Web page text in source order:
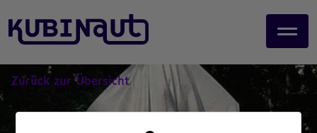
o
,
Zurück zur Übersicht